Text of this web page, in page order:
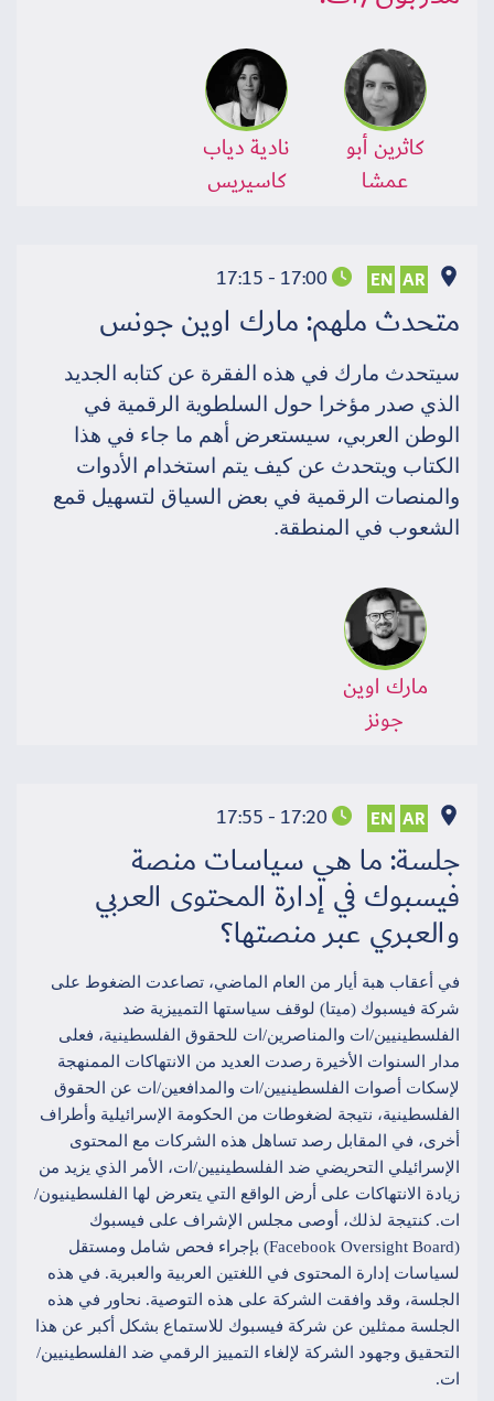
كاثرين أبو
عمشا
نادية دياب
كاسيريس
AR
EN
17:00 - 17:15
متحدث ملهم: مارك اوين جونس
سيتحدث مارك في هذه الفقرة عن كتابه الجديد
الذي صدر مؤخرا حول السلطوية الرقمية في
الوطن العربي، سيستعرض أهم ما جاء في هذا
الكتاب ويتحدث عن كيف يتم استخدام الأدوات
والمنصات الرقمية في بعض السياق لتسهيل قمع
الشعوب في المنطقة.
مارك اوين
جونز
AR
EN
17:20 - 17:55
جلسة: ما هي سياسات منصة
فيسبوك في إدارة المحتوى العربي
والعبري عبر منصتها؟
في أعقاب هبة أيار من العام الماضي، تصاعدت الضغوط على
شركة فيسبوك (ميتا) لوقف سياستها التمييزية ضد
الفلسطينيين/ات والمناصرين/ات للحقوق الفلسطينية، فعلى
مدار السنوات الأخيرة رصدت العديد من الانتهاكات الممنهجة
لإسكات أصوات الفلسطينيين/ات والمدافعين/ات عن الحقوق
الفلسطينية، نتيجة لضغوطات من الحكومة الإسرائيلية وأطراف
أخرى، في المقابل رصد تساهل هذه الشركات مع المحتوى
الإسرائيلي التحريضي ضد الفلسطينيين/ات، الأمر الذي يزيد من
زيادة الانتهاكات على أرض الواقع التي يتعرض لها الفلسطينيون/
ات. كنتيجة لذلك، أوصى مجلس الإشراف على فيسبوك
(Facebook Oversight Board) بإجراء فحص شامل ومستقل
لسياسات إدارة المحتوى في اللغتين العربية والعبرية. في هذه
الجلسة، وقد وافقت الشركة على هذه التوصية. نحاور في هذه
الجلسة ممثلين عن شركة فيسبوك للاستماع بشكل أكبر عن هذا
التحقيق وجهود الشركة لإلغاء التمييز الرقمي ضد الفلسطينيين/
ات.